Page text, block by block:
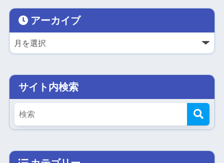
アーカイブ
サイト内検索